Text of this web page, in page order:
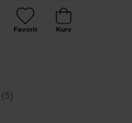
Favorit Kurv
(5)